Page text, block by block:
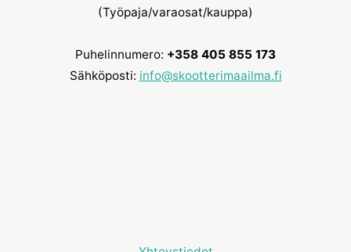
(Työpaja/varaosat/kauppa)
Puhelinnumero: +358 405 855 173
Sähköposti: info@skootterimaailma.fi